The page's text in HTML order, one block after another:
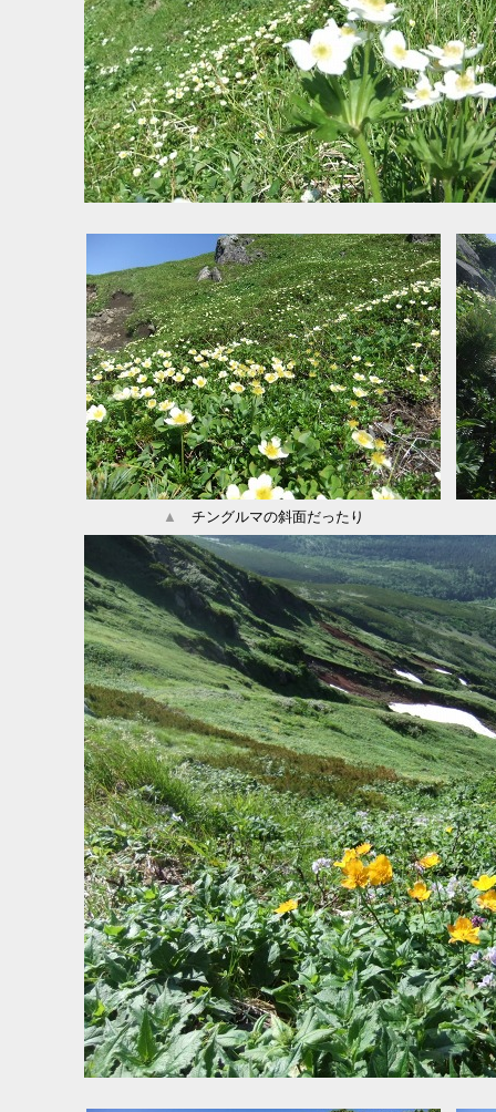
▲ チングルマの斜面だったり